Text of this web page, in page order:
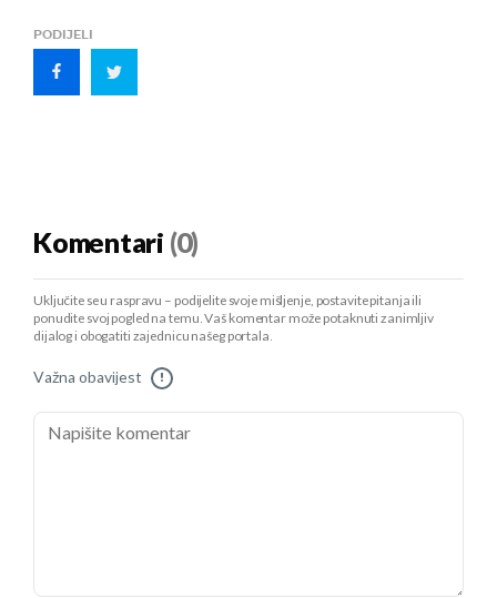
PODIJELI
Komentari (0)
Uključite se u raspravu – podijelite svoje mišljenje, postavite pitanja ili
ponudite svoj pogled na temu. Vaš komentar može potaknuti zanimljiv
dijalog i obogatiti zajednicu našeg portala.
Važna obavijest !